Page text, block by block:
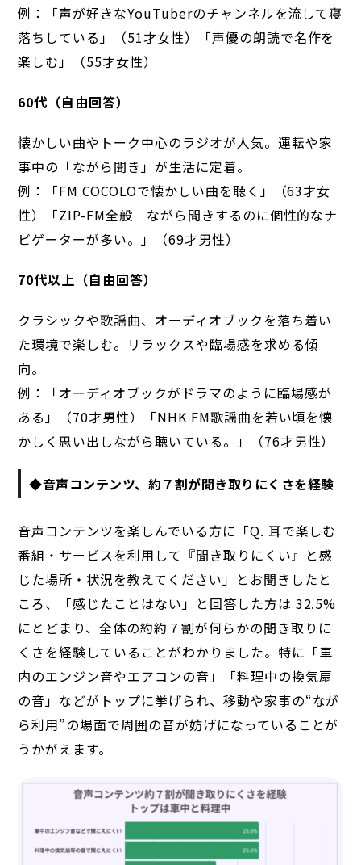
例：「声が好きなYouTuberのチャンネルを流して寝
落ちしている」（51才女性）「声優の朗読で名作を
楽しむ」（55才女性）
60代（自由回答）
懐かしい曲やトーク中心のラジオが人気。運転や家
事中の「ながら聞き」が生活に定着。
例：「FM COCOLOで懐かしい曲を聴く」（63才女
性）「ZIP-FM全般 ながら聞きするのに個性的なナ
ビゲーターが多い。」（69才男性）
70代以上（自由回答）
クラシックや歌謡曲、オーディオブックを落ち着い
た環境で楽しむ。リラックスや臨場感を求める傾
向。
例：「オーディオブックがドラマのように臨場感が
ある」（70才男性）「NHK FM歌謡曲を若い頃を懐
かしく思い出しながら聴いている。」（76才男性）
◆音声コンテンツ、約７割が聞き取りにくさを経験
音声コンテンツを楽しんでいる方に「Q. 耳で楽しむ
番組・サービスを利用して『聞き取りにくい』と感
じた場所・状況を教えてください」とお聞きしたと
ころ、「感じたことはない」と回答した方は 32.5%
にとどまり、全体の約約７割が何らかの聞き取りに
くさを経験していることがわかりました。特に「車
内のエンジン音やエアコンの音」「料理中の換気扇
の音」などがトップに挙げられ、移動や家事の“なが
ら利用”の場面で周囲の音が妨げになっていることが
うかがえます。